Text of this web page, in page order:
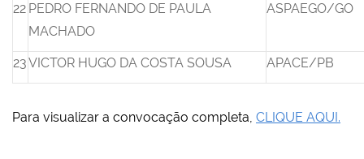
22 PEDRO FERNANDO DE PAULA
MACHADO
ASPAEGO/GO
23VICTOR HUGO DA COSTA SOUSA APACE/PB
Para visualizar a convocação completa, CLIQUE AQUI.